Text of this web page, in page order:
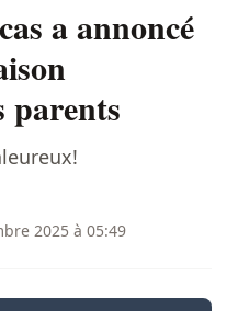
a annoncé
parents
2025 à 05:49